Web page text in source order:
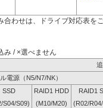
わせは、ドライブ対応表を
み / ×選べません
電源（N5/N7/NK）
SSD RAID1 HDD RAID1
S04/S09) (M10/M20) (R02/